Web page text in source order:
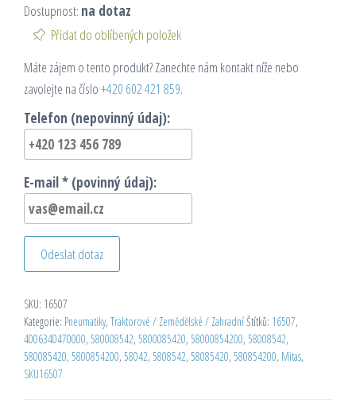
Dostupnost: na dotaz
Přidat do oblíbených položek
Máte zájem o tento produkt? Zanechte nám kontakt níže nebo
zavolejte na číslo+420 602 421 859.
Telefon (nepovinný údaj):
E-mail * (povinný údaj):
Odeslat dotaz
SKU: 16507
Kategorie: Pneumatiky, Traktorové / Zemědělské / ZahradníŠtítků: 16507,
4006340470000, 580008542, 5800085420, 58000854200, 58008542,
580085420, 5800854200, 58042, 5808542, 58085420, 580854200, Mitas,
SKU16507